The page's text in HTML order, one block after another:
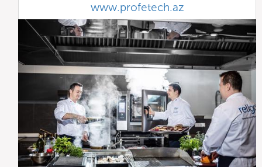
www.profetech.az